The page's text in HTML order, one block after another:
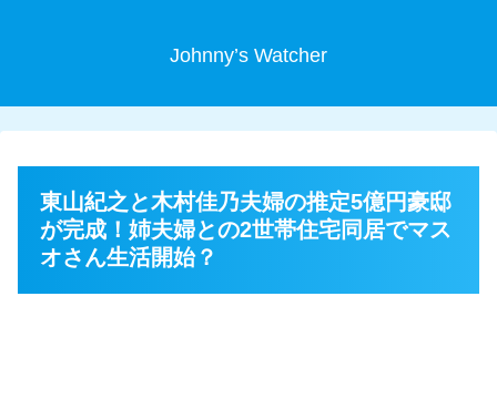
Johnny’s Watcher
東山紀之と木村佳乃夫婦の推定5億円豪邸
が完成！姉夫婦との2世帯住宅同居でマス
オさん生活開始？